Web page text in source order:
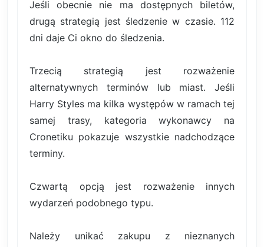
Jeśli obecnie nie ma dostępnych biletów,
drugą strategią jest śledzenie w czasie. 112
dni daje Ci okno do śledzenia.
Trzecią strategią jest rozważenie
alternatywnych terminów lub miast. Jeśli
Harry Styles ma kilka występów w ramach tej
samej trasy, kategoria wykonawcy na
Cronetiku pokazuje wszystkie nadchodzące
terminy.
Czwartą opcją jest rozważenie innych
wydarzeń podobnego typu.
Należy unikać zakupu z nieznanych